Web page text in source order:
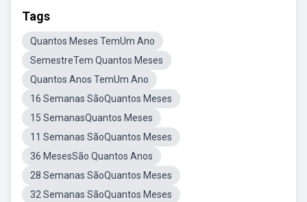
Tags
Quantos Meses TemUm Ano
SemestreTem Quantos Meses
Quantos Anos TemUm Ano
16 Semanas SãoQuantos Meses
15 SemanasQuantos Meses
11 Semanas SãoQuantos Meses
36 MesesSão Quantos Anos
28 Semanas SãoQuantos Meses
32 Semanas SãoQuantos Meses